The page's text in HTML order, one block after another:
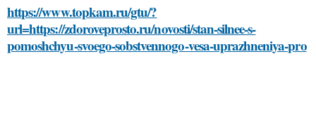
https://www.topkam.ru/gtu/?
url=https://zdoroveprosto.ru/novosti/stan-silnee-s-
pomoshchyu-svoego-sobstvennogo-vesa-uprazhneniya-pro